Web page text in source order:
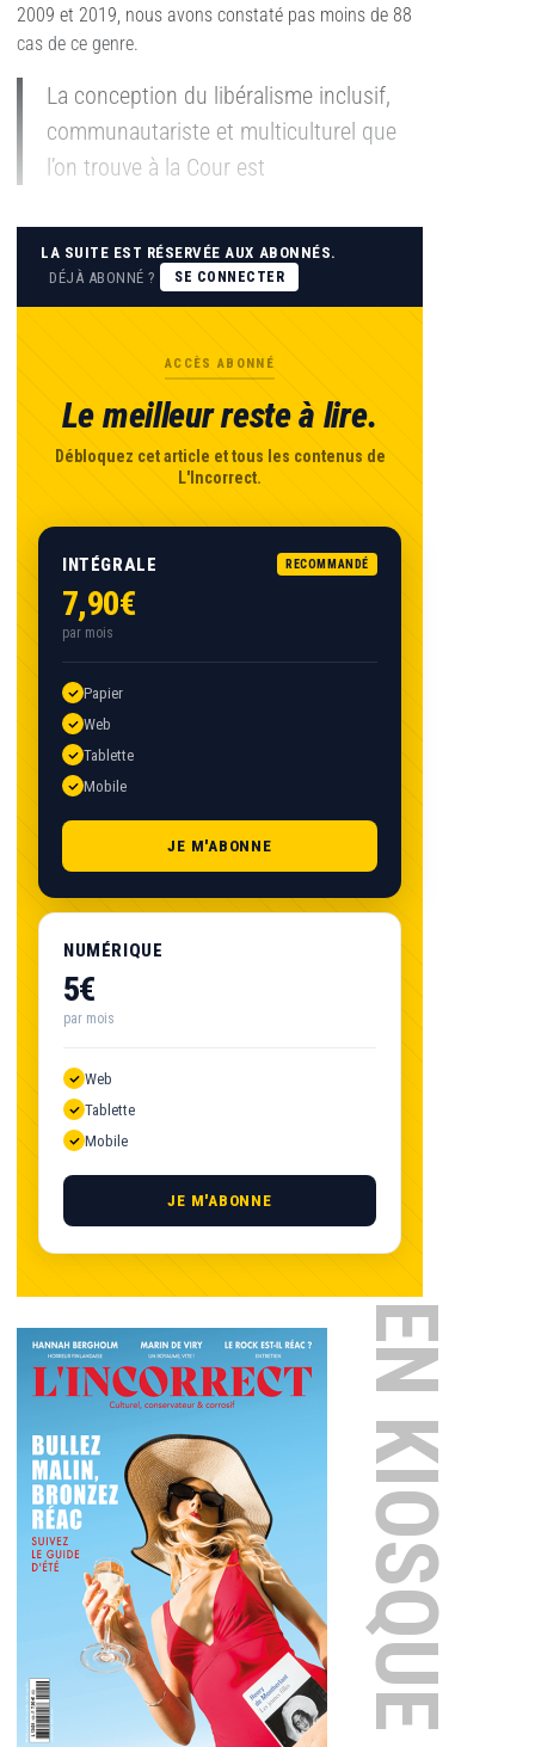
2009 et 2019, nous avons constaté pas moins de 88
cas de ce genre.
La conception du libéralisme inclusif,
communautariste et multiculturel que
l’on trouve à la Cour est
LA SUITE EST RÉSERVÉE AUX ABONNÉS.
DÉJÀ ABONNÉ ?
SE CONNECTER
ACCÈS ABONNÉ
Le meilleur reste à lire.
Débloquez cet article et tous les contenus de
L'Incorrect.
INTÉGRALE RECOMMANDÉ
7,90€
par mois
Papier
Web
Tablette
Mobile
JE M'ABONNE
NUMÉRIQUE
5€
par mois
Web
Tablette
Mobile
JE M'ABONNE
EN KIOSQUE